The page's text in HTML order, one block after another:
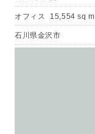
オフィス 15,554 sq m
石川県金沢市